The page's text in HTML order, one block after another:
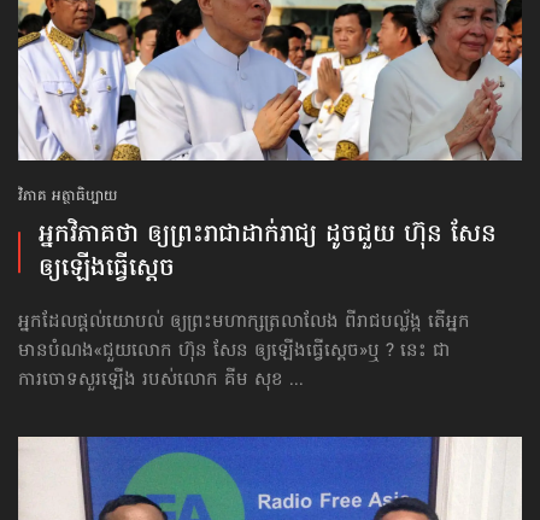
វិភាគ អត្ថាធិប្បាយ
អ្នកវិភាគថា ឲ្យព្រះរាជាដាក់រាជ្យ ដូចជួយ ហ៊ុន សែន
ឲ្យឡើង​ធ្វើស្ដេច
អ្នកដែលផ្ដល់យោបល់ ឲ្យព្រះមហាក្សត្រលាលែង ពីរាជបល្ល័ង្ក តើអ្នក
មានបំណង«ជួយលោក ហ៊ុន សែន ឲ្យឡើង​ធ្វើស្ដេច»ឬ ? នេះ ជា
ការចោទសួរឡើង របស់លោក គីម សុខ ...